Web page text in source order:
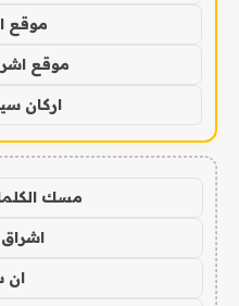
موقع
موقع
اركان
مسك
اشراق
ان